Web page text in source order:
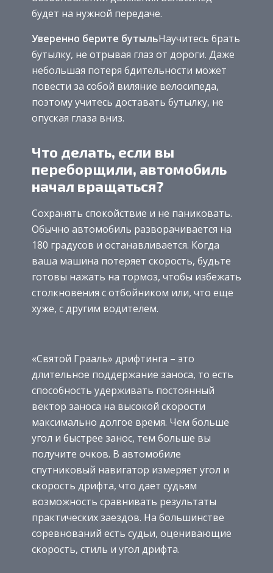
будет на нужной передаче.
Уверенно берите бутыльНаучитесь брать
бутылку, не отрывая глаз от дороги. Даже
небольшая потеря бдительности может
повести за собой виляние велосипеда,
поэтому учитесь доставать бутылку, не
опуская глаза вниз.
Что делать, если вы
переборщили, автомобиль
начал вращаться?
Сохранять спокойствие и не паниковать.
Обычно автомобиль разворачивается на
180 градусов и останавливается. Когда
ваша машина потеряет скорость, будьте
готовы нажать на тормоз, чтобы избежать
столкновения с отбойником или, что еще
хуже, с другим водителем.
«Святой Грааль» дрифтинга – это
длительное поддержание заноса, то есть
способность удерживать постоянный
вектор заноса на высокой скорости
максимально долгое время. Чем больше
угол и быстрее занос, тем больше вы
получите очков. В автомобиле
спутниковый навигатор измеряет угол и
скорость дрифта, что дает судьям
возможность сравнивать результаты
практических заездов. На большинстве
соревнований есть судьи, оценивающие
скорость, стиль и угол дрифта.